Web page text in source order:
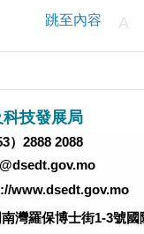
跳至內容 A
技發展局
）2888 2088
www.dsedt.gov.mo
灣羅保博士街1-3號